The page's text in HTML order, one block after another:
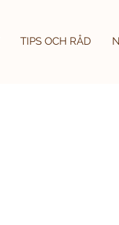
TIPS OCH RÅD